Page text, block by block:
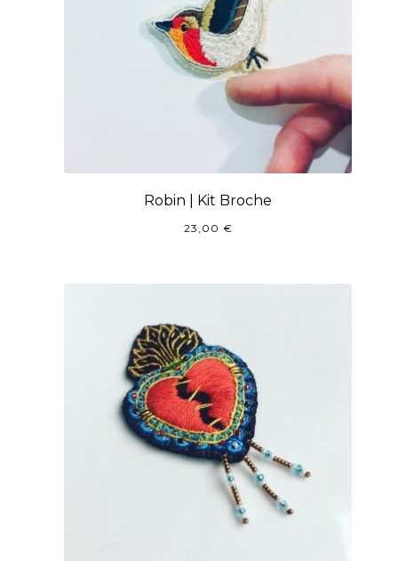
Robin | Kit Broche
23,00 €